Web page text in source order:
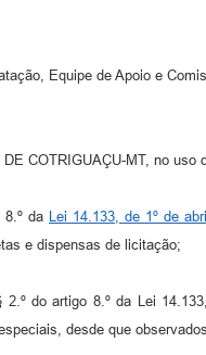
Equipe de Apoio e
COTRIGUAÇU-MT, no
8.º da Lei 14.133, de 1º de
e dispensas de licitação;
2.º do artigo 8.º da Lei
desde que